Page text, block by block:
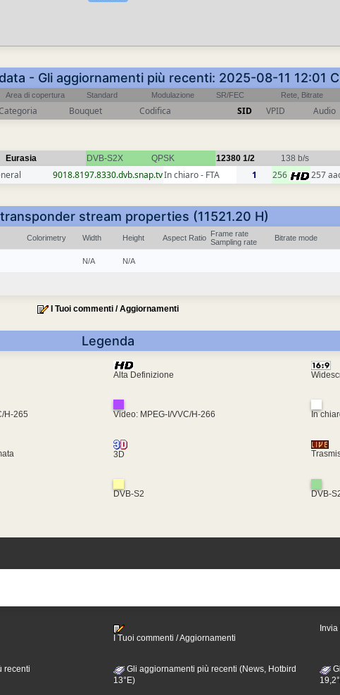
- Gli aggiornamenti più recenti: 2025-08-11 12:01
Area di copertura Standard Modulazione SR/FEC Rete, Bitrate
Bouquet Codifica SID VPID Audio
Eurasia DVB-S2X QPSK 12380 1/2 138 b/s
9018.8197.8330.dvb.snap.tvIn chiaro - FTA 1 256 257
stream properties (11521.20 H)
Colorimetry Width Height Aspect Ratio
Frame rate
Sampling rate
Bitrate mode
N/A N/A
I Tuoi commenti / Aggiornamenti
Legenda
Alta Definizione
H-265 Video: MPEG-I/VVC/H-266 In
3D
DVB-S2 DVB-
I Tuoi commenti / Aggiornamenti
recenti
Gli aggiornamenti più recenti (News, Hotbird
13°E)